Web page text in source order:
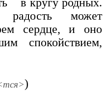
в кругу родных.
может
сердце, и оно
спокойствием,
)